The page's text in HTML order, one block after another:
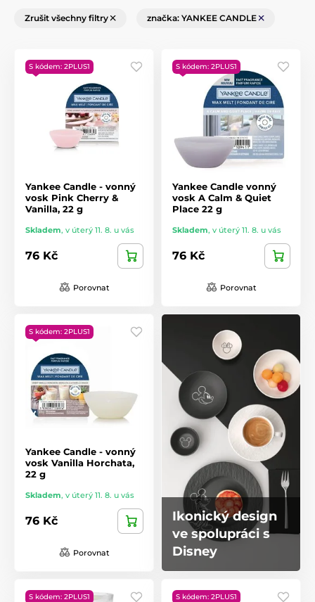
Zrušit všechny filtry značka: YANKEE CANDLE
S kódem: 2PLUS1
Yankee Candle - vonný
vosk Pink Cherry &
Vanilla, 22 g
Skladem, v úterý 11. 8. u vás
76 Kč
Porovnat
S kódem: 2PLUS1
Yankee Candle vonný
vosk A Calm & Quiet
Place 22 g
Skladem, v úterý 11. 8. u vás
76 Kč
Porovnat
S kódem: 2PLUS1
Yankee Candle - vonný
vosk Vanilla Horchata,
22 g
Skladem, v úterý 11. 8. u vás
76 Kč
Porovnat
Ikonický design
ve spolupráci s
Disney
S kódem: 2PLUS1 S kódem: 2PLUS1